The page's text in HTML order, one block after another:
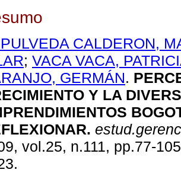
CALDERON,
; VACA VACA,
GERMÁN.
Y LA
.
vol.25, n.111, pp.77-